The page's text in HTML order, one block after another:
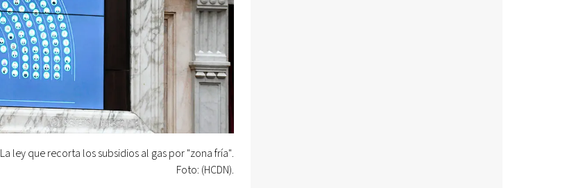
La ley que recorta los subsidios al gas por "zona fría".
Foto: (HCDN).